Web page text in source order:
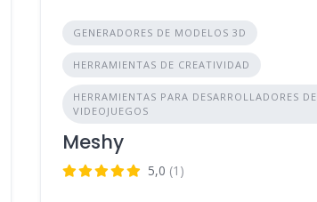
GENERADORES DE MODELOS 3D
HERRAMIENTAS DE CREATIVIDAD
HERRAMIENTAS PARA DESARROLLADORES DE
VIDEOJUEGOS
Meshy
5,0 (1)